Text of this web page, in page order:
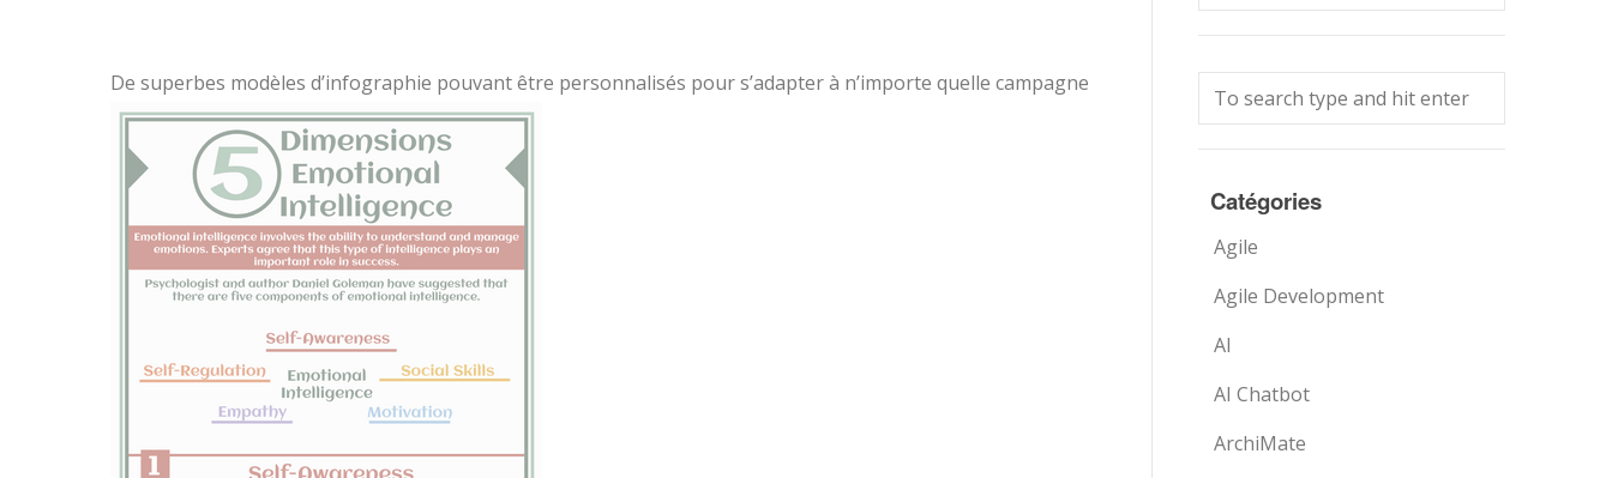
De superbes modèles d’infographie pouvant être personnalisés pour s’adapter à n’importe quelle campagne
Catégories
Agile
Agile Development
AI
AI Chatbot
ArchiMate